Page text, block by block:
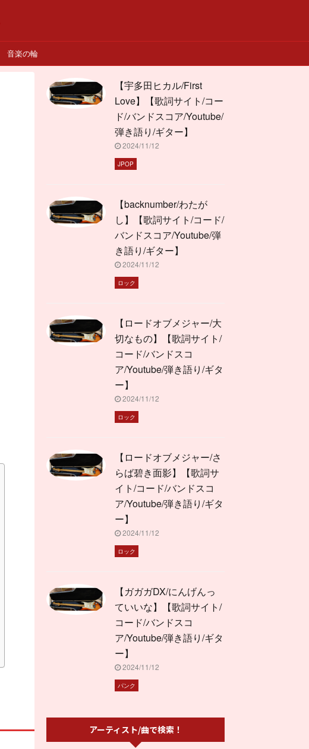
音楽の輪
【宇多田ヒカル/First
Love】【歌詞サイト/コー
ド/バンドスコア/Youtube/
弾き語り/ギター】
2024/11/12
JPOP
【backnumber/わたが
し】【歌詞サイト/コード/
バンドスコア/Youtube/弾
き語り/ギター】
2024/11/12
ロック
【ロードオブメジャー/大
切なもの】【歌詞サイト/
コード/バンドスコ
ア/Youtube/弾き語り/ギタ
ー】
2024/11/12
ロック
【ロードオブメジャー/さ
らば碧き面影】【歌詞サ
イト/コード/バンドスコ
ア/Youtube/弾き語り/ギタ
ー】
2024/11/12
ロック
【ガガガDX/にんげんっ
ていいな】【歌詞サイト/
コード/バンドスコ
ア/Youtube/弾き語り/ギタ
ー】
2024/11/12
パンク
アーティスト/曲で検索！